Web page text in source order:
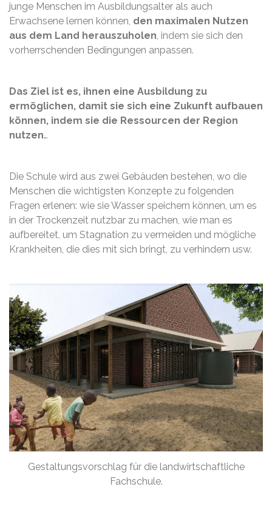
junge Menschen im Ausbildungsalter als auch
Erwachsene lernen können, den maximalen Nutzen
aus dem Land herauszuholen, indem sie sich den
vorherrschenden Bedingungen anpassen.
Das Ziel ist es, ihnen eine Ausbildung zu
ermöglichen, damit sie sich eine Zukunft aufbauen
können, indem sie die Ressourcen der Region
nutzen..
Die Schule wird aus zwei Gebäuden bestehen, wo die
Menschen die wichtigsten Konzepte zu folgenden
Fragen erlenen: wie sie Wasser speichern können, um es
in der Trockenzeit nutzbar zu machen, wie man es
aufbereitet, um Stagnation zu vermeiden und mögliche
Krankheiten, die dies mit sich bringt, zu verhindern usw.
Gestaltungsvorschlag für die landwirtschaftliche
Fachschule.